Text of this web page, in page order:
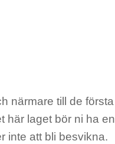
närmare till de första
här laget bör ni ha en
inte att bli besvikna.